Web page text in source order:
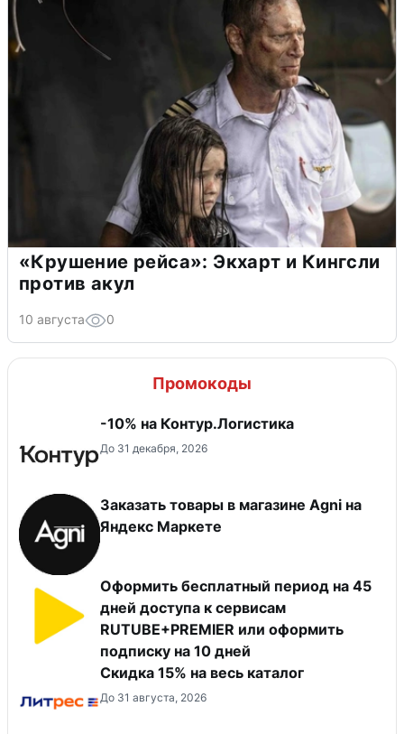
«Крушение рейса»: Экхарт и Кингсли
против акул
10 августа 0
Промокоды
-10% на Контур.Логистика
До 31 декабря, 2026
Заказать товары в магазине Agni на
Яндекс Маркете
Оформить бесплатный период на 45
дней доступа к сервисам
RUTUBE+PREMIER или оформить
подписку на 10 дней
Скидка 15% на весь каталог
До 31 августа, 2026